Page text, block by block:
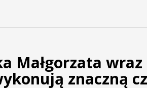
Małgorzata
znaczną